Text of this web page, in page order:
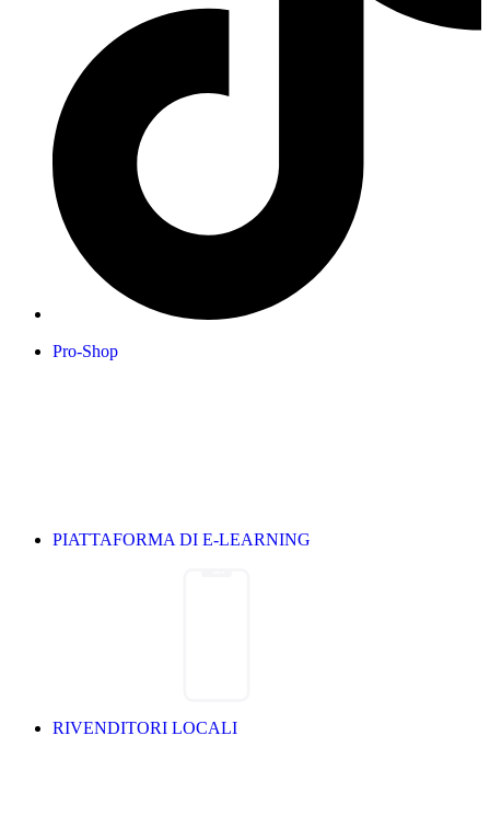
Pro-Shop
PIATTAFORMA DI E-LEARNING
RIVENDITORI LOCALI